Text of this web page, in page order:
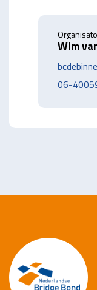
Wim
06-